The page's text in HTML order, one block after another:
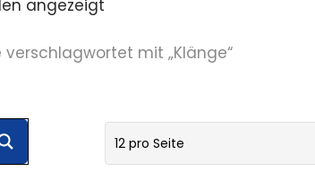
angezeigt
verschlagwortet mit „Klänge“
12 pro Seite